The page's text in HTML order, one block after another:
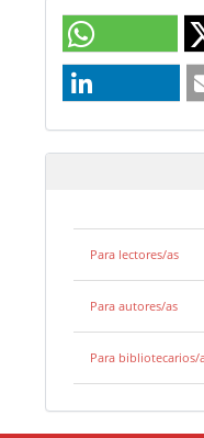
Para lectores/as
Para autores/as
Para bibliotecarios/